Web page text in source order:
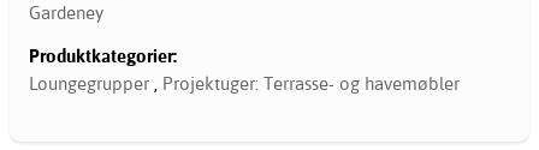
Gardeney
Produktkategorier:
Loungegrupper , Projektuger: Terrasse- og havemøbler